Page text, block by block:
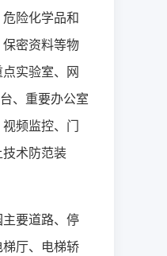
险化学品和
密资料等物
实验室、网
台、重要办公室
频监控、门
术防范装
要道路、停
厅、电梯轿